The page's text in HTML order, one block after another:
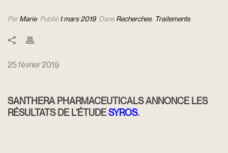
ParMarie Publié 1 mars 2019 DansRecherches, Traitements
25 février 2019
SANTHERA PHARMACEUTICALS ANNONCE LES
RÉSULTATS DE L’ÉTUDESYROS.